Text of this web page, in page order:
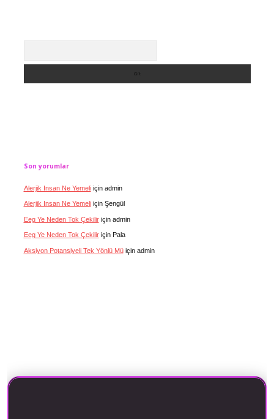
Son yorumlar
Alerjik Insan Ne Yemeliiçin admin
Alerjik Insan Ne Yemeliiçin Şengül
Eeg Ye Neden Tok Çekiliriçin admin
Eeg Ye Neden Tok Çekiliriçin Pala
Aksiyon Potansiyeli Tek Yönlü Müiçin admin